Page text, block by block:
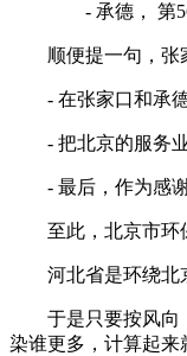
- 承德， 第56名
顺便提一句，张家
- 在张家口和承德
- 把北京的服务业
- 最后，作为感谢
至此，北京市环保
河北省是环绕北京
于是只要按风向，
染谁更多，计算起来